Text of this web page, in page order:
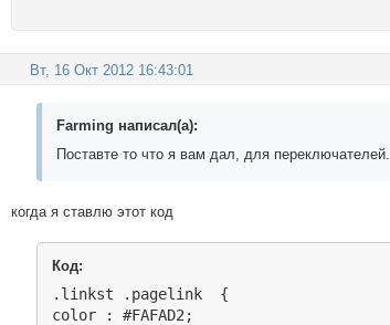
Вт, 16 Окт 2012 16:43:01
Farming написал(а):
Поставте то что я вам дал, для переключателей.
когда я ставлю этот код
Код:
.linkst .pagelink  {
color : #FAFAD2;